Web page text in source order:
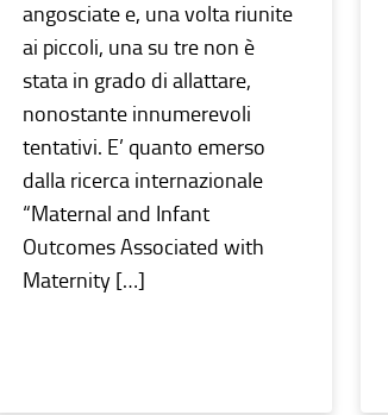
angosciate e, una volta riunite
ai piccoli, una su tre non è
stata in grado di allattare,
nonostante innumerevoli
tentativi. E’ quanto emerso
dalla ricerca internazionale
“Maternal and Infant
Outcomes Associated with
Maternity […]